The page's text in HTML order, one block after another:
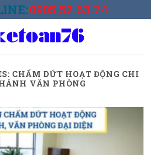
0905.52.63.74
CHẤM DỨT HOẠT ĐỘNG CHI
VĂN PHÒNG